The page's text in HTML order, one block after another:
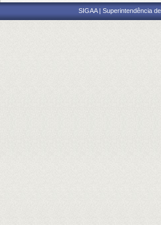
SIGAA | Superintendência